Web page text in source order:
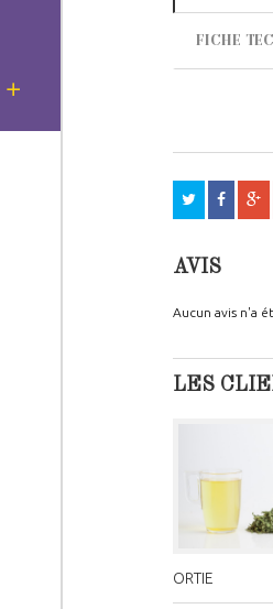
FICHE
AVIS
Aucun avis n'a
LES
ORTIE